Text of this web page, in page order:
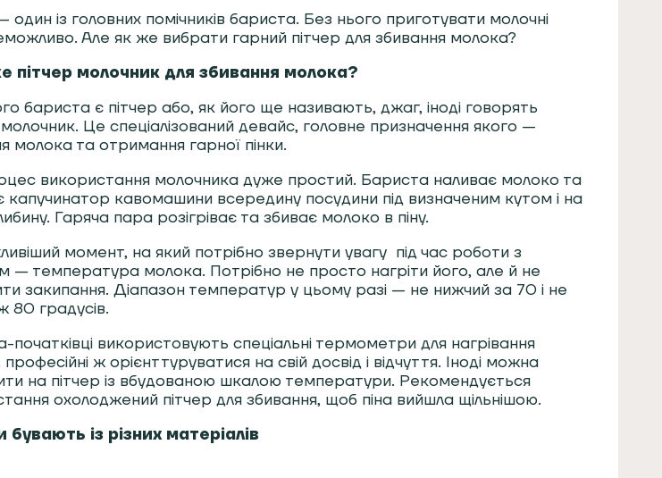
один із головних помічників бариста. Без нього приготувати молочні
Але як же вибрати гарний пітчер для збивання молока?
пітчер молочник для збивання молока?
бариста є пітчер або, як його ще називають, джаг, іноді говорять
Це спеціалізований девайс, головне призначення якого —
молока та отримання гарної пінки.
використання молочника дуже простий. Бариста наливає молоко та
капучинатор кавомашини всередину посудини під визначеним кутом і на
Гаряча пара розігріває та збиває молоко в піну.
момент, на який потрібно звернути увагу під час роботи з
— температура молока. Потрібно не просто нагріти його, але й не
закипання. Діапазон температур у цьому разі — не нижчий за 70 і не
80 градусів.
початківці використовують спеціальні термометри для нагрівання
ж орієнттуруватися на свій досвід і відчуття. Іноді можна
на пітчер із вбудованою шкалою температури. Рекомендується
охолоджений пітчер для збивання, щоб піна вийшла щільнішою.
бувають із різних матеріалів